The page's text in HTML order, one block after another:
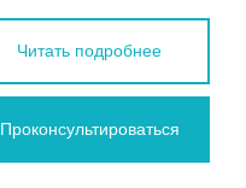
Читать подробнее
Проконсультироваться